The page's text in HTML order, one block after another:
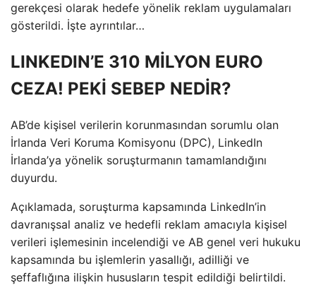
gerekçesi olarak hedefe yönelik reklam uygulamaları
gösterildi. İşte ayrıntılar…
LINKEDIN’E 310 MİLYON EURO
CEZA! PEKİ SEBEP NEDİR?
AB’de kişisel verilerin korunmasından sorumlu olan
İrlanda Veri Koruma Komisyonu (DPC), LinkedIn
İrlanda’ya yönelik soruşturmanın tamamlandığını
duyurdu.
Açıklamada, soruşturma kapsamında LinkedIn’in
davranışsal analiz ve hedefli reklam amacıyla kişisel
verileri işlemesinin incelendiği ve AB genel veri hukuku
kapsamında bu işlemlerin yasallığı, adilliği ve
şeffaflığına ilişkin hususların tespit edildiği belirtildi.